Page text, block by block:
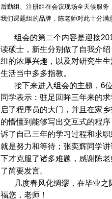
后勤组、注册组在会议现场全天候服
我们课题组的品牌，陈老师对此十分满
组会的第二个内容是迎接
读硕士，新生分别做了自我介
组的浓厚兴趣，以及对研究生
生活当中多多指教。
接下来进入组会的主题，6位
同学表示：驻足回眸三年来的求
启了程序员的大门，并且在家
的懵懂到能够写出交互式的程
诉了自己三年的学习过程和求
就是努力和等待；张奕辉同学
下才克服了诸多难题，感谢陈
了简要发言。
几度春风化绸缪，在毕业之
福您，老师！